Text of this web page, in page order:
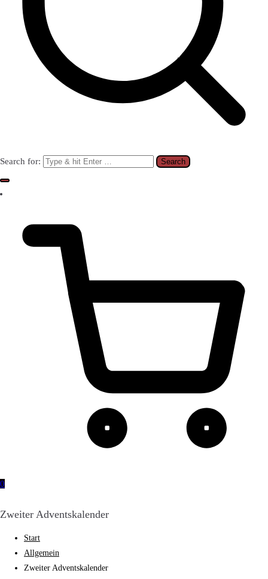
Search for:
0
Zweiter Adventskalender
Start
Allgemein
Zweiter Adventskalender